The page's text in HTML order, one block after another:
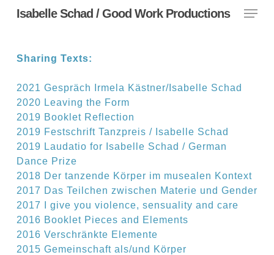
Isabelle Schad / Good Work Productions Menu
Sharing Texts:
2021 Gespräch Irmela Kästner/Isabelle Schad
2020 Leaving the Form
2019 Booklet Reflection
2019 Festschrift Tanzpreis / Isabelle Schad
2019 Laudatio for Isabelle Schad / German
Dance Prize
2018 Der tanzende Körper im musealen Kontext
2017 Das Teilchen zwischen Materie und Gender
2017 I give you violence, sensuality and care
2016 Booklet Pieces and Elements
2016 Verschränkte Elemente
2015 Gemeinschaft als/und Körper